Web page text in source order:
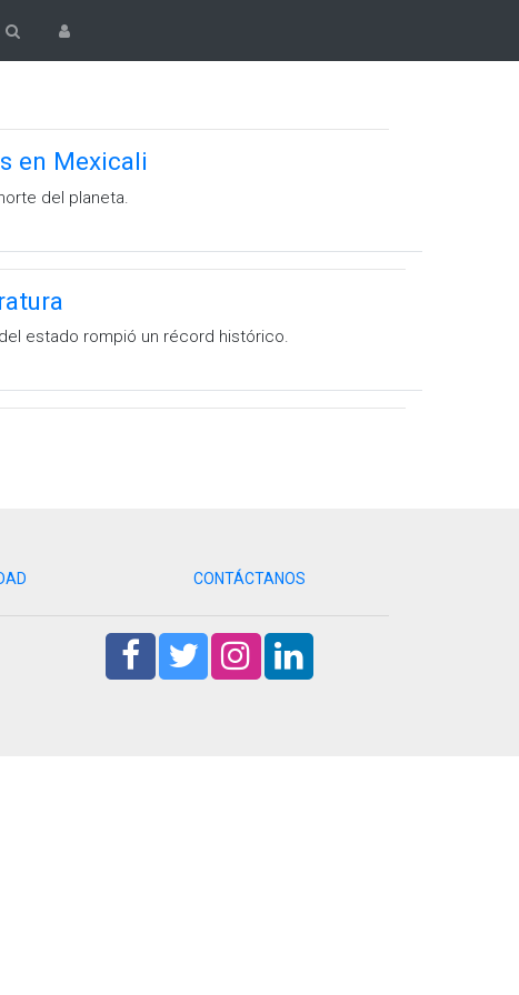
en Mexicali
del planeta.
estado rompió un récord histórico.
CONTÁCTANOS